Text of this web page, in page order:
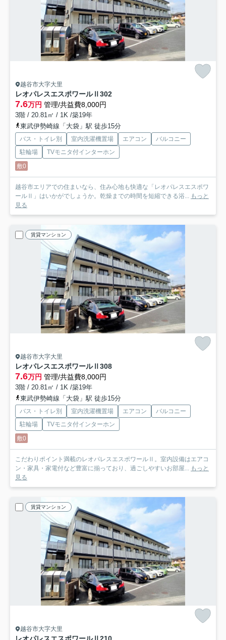
越谷市大字大里
レオパレスエスポワールⅡ 302
7.6万円 管理/共益費8,000円
3階 / 20.81㎡ / 1K /築19年
東武伊勢崎線「大袋」駅 徒歩15分
バス・トイレ別 室内洗濯機置場 エアコン
バルコニー
駐輪場
TVモニタ付インターホン
敷0
越谷市エリアでの住まいなら、住み心地も快適な「レオパレスエスポワ
ールⅡ」はいかがでしょうか。乾燥までの時間を短縮できる浴... もっと
見る
賃貸マンション
越谷市大字大里
レオパレスエスポワールⅡ 308
7.6万円 管理/共益費8,000円
3階 / 20.81㎡ / 1K /築19年
東武伊勢崎線「大袋」駅 徒歩15分
バス・トイレ別 室内洗濯機置場 エアコン
バルコニー
駐輪場
TVモニタ付インターホン
敷0
こだわりポイント満載のレオパレスエスポワールⅡ。室内設備はエアコ
ン・家具・家電付など豊富に揃っており、過ごしやすいお部屋... もっと
見る
賃貸マンション
越谷市大字大里